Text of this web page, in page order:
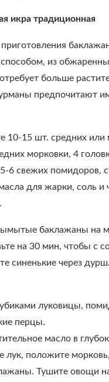
икра традиционная
из
больше
предпочитают
10-15 шт. средних или
морковки, 4
6 свежих помидоров,
для жарки, соль и
баклажаны на
на 30 мин, чтобы с
синенькие через
луковицы,
перцы.
масло в
лук, положите
Тушите овощи